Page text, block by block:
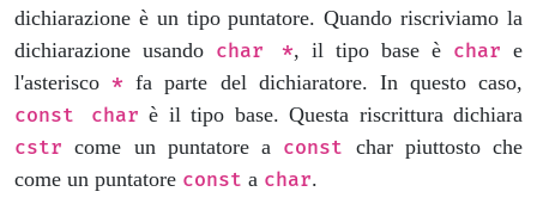
dichiarazione è un tipo puntatore. Quando riscriviamo la
dichiarazione usando char *, il tipo base è char e
l'asterisco* fa parte del dichiaratore. In questo caso,
const char è il tipo base. Questa riscrittura dichiara
cstr come un puntatore a const char piuttosto che
come un puntatore const a char.